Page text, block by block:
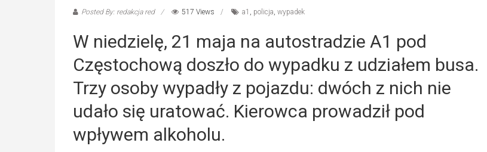
Posted By: redakcja red 517 Views a1 , policja, wypadek
W niedzielę, 21 maja na autostradzie A1 pod
Częstochową doszło do wypadku z udziałem busa.
Trzy osoby wypadły z pojazdu: dwóch z nich nie
udało się uratować. Kierowca prowadził pod
wpływem alkoholu.